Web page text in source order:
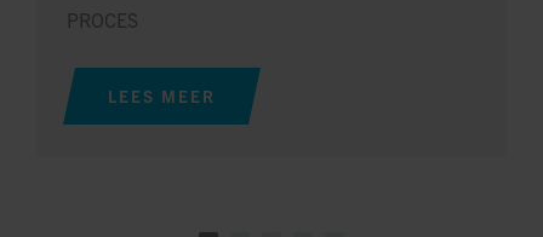
PROCES
LEES MEER